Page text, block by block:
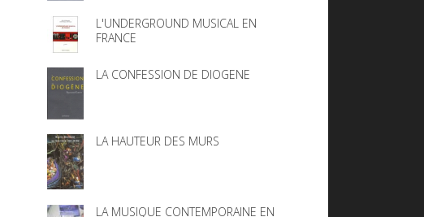
L'UNDERGROUND MUSICAL EN
FRANCE
LA CONFESSION DE DIOGENE
LA HAUTEUR DES MURS
LA MUSIQUE CONTEMPORAINE EN